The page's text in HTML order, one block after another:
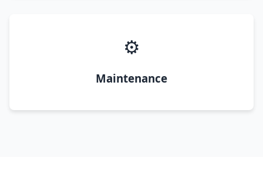
⚙️
Maintenance